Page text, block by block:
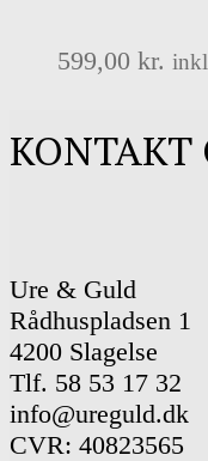
599,00 kr.
KONTAKT
Ure & Guld
Rådhuspladsen 1
4200 Slagelse
Tlf. 58 53 17 32
info@ureguld.dk
CVR: 40823565